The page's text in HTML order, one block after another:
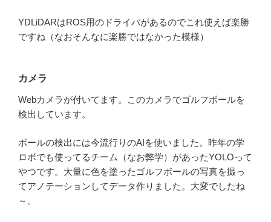
YDLiDARはROS用のドライバがあるのでこれ使えば楽勝
ですね（なおそんなに楽勝ではなかった模様）
カメラ
Webカメラが付いてます。このカメラでゴルフボールを
検出しています。
ボールの検出には今流行りのAIを使いました。昨年の学
ロボでも使ってるチーム（なお弊学）があったYOLOって
やつです。大量に色を塗ったゴルフボールの写真を撮っ
てアノテーションしてデータ作りました。大変でしたね
～。